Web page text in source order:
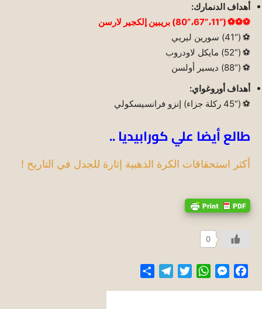
أهداف الدنمارك:
⚽⚽⚽ (“11،”67،”80) بريبين إلكجير لارسن
⚽ (“41) سورين ليريي
⚽ (“52) مايكل لاودروب
⚽ (“88) ديسير أولسن
أهداف أوروغواي:
⚽ (“45 ركلة جزاء) إنزو فرانسيسكولي
طالع أيضا علي كورابيديا ..
أكثر استحقاقات الكرة الذهبية إثارة للجدل في التاريخ !
0
Facebook
Messenger
WhatsApp
Twitter
Telegram